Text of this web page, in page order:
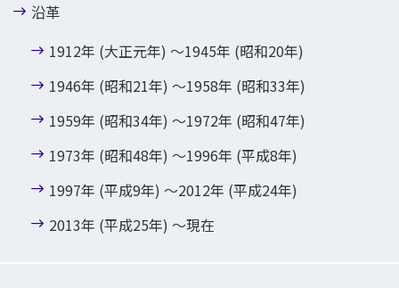
沿革
1912年 (大正元年) ～1945年 (昭和20年)
1946年 (昭和21年) ～1958年 (昭和33年)
1959年 (昭和34年) ～1972年 (昭和47年)
1973年 (昭和48年) ～1996年 (平成8年)
1997年 (平成9年) ～2012年 (平成24年)
2013年 (平成25年) ～現在